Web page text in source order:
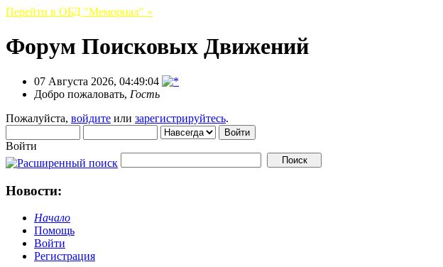
Перейти в ОБД "Мемориал" »
Форум Поисковых Движений
07 Августа 2026, 04:49:04
Добро пожаловать, Гость
Пожалуйста, войдите или зарегистрируйтесь.
Войти
Новости:
Начало
Помощь
Войти
Регистрация